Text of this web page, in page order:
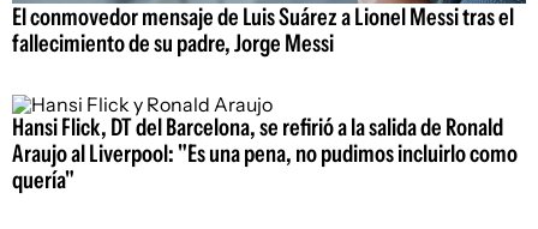
El conmovedor mensaje de Luis Suárez a Lionel Messi tras el
fallecimiento de su padre, Jorge Messi
Hansi Flick, DT del Barcelona, se refirió a la salida de Ronald
Araujo al Liverpool: "Es una pena, no pudimos incluirlo como
quería"